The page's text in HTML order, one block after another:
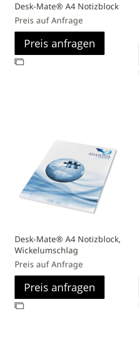
Desk-Mate® A4 Notizblock
Preis auf Anfrage
Preis anfragen
Zur
Desk-Mate® A4 Notizblock,
Wickelumschlag
Preis auf Anfrage
Preis anfragen
Zur